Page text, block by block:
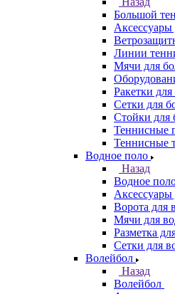
Большой
Аксессуары
Линии
Мячи для
Ракетки
Сетки для
Стойки для
Теннисные
Теннисные
Водное поло
Назад
Водное
Аксессуары
Ворота для
Мячи для
Разметка
Сетки для
Волейбол
Назад
Волейбол